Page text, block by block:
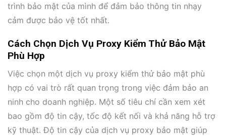
trình bảo mật của mình để đảm bảo thông tin nhạy
cảm được bảo vệ tốt nhất.
Cách Chọn Dịch Vụ Proxy Kiểm Thử Bảo Mật
Phù Hợp
Việc chọn một dịch vụ proxy kiểm thử bảo mật phù
hợp có vai trò rất quan trọng trong việc đảm bảo an
ninh cho doanh nghiệp. Một số tiêu chí cần xem xét
bao gồm độ tin cậy, tốc độ kết nối và khả năng hỗ trợ
kỹ thuật. Độ tin cậy của dịch vụ proxy bảo mật giúp